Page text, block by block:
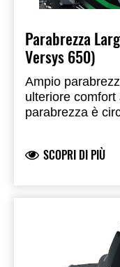
Parabrezza
Versys 650)
Ampio
ulteriore
parabrezza è
80+80mm per
montaggio sulla
staffe
SCOPRI DI PIÙ